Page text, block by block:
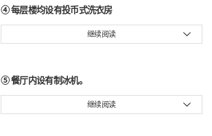
④ 每层楼均设有投币式洗衣房
继续阅读
⑤ 餐厅内设有制冰机。
继续阅读